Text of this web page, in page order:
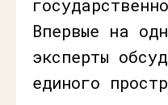
Впервые на
эксперты
единого